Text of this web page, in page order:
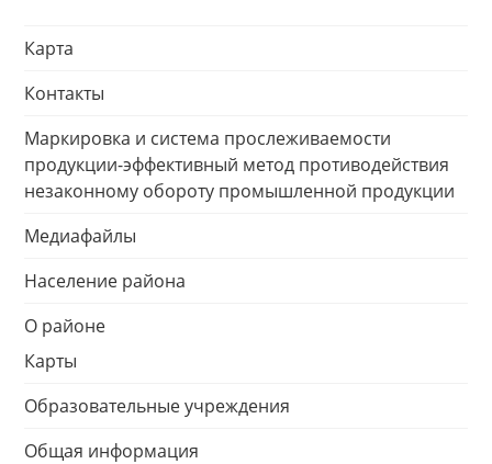
Карта
Контакты
Маркировка и система прослеживаемости
продукции-эффективный метод противодействия
незаконному обороту промышленной продукции
Медиафайлы
Население района
О районе
Карты
Образовательные учреждения
Общая информация